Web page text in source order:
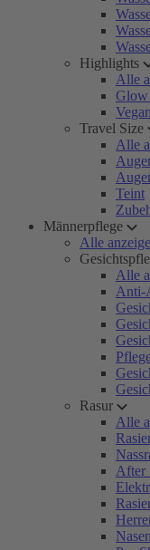
Highlights
Alle
Glow
Travel Size
Alle
Teint
Männerpflege
Alle
Alle
Anti-
Rasur
Alle
After